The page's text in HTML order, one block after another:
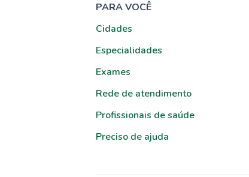
PARA VOCÊ
Cidades
Especialidades
Exames
Rede de atendimento
Profissionais de saúde
Preciso de ajuda